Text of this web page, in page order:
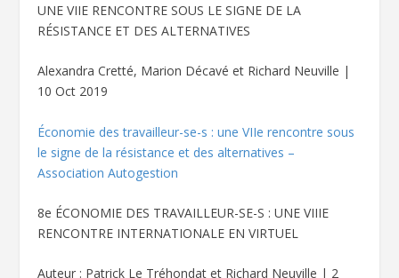
UNE VIIE RENCONTRE SOUS LE SIGNE DE LA
RÉSISTANCE ET DES ALTERNATIVES
Alexandra Cretté, Marion Décavé et Richard Neuville |
10 Oct 2019
Économie des travailleur-se-s : une VIIe rencontre sous
le signe de la résistance et des alternatives –
Association Autogestion
8e ÉCONOMIE DES TRAVAILLEUR-SE-S : UNE VIIIE
RENCONTRE INTERNATIONALE EN VIRTUEL
Auteur : Patrick Le Tréhondat et Richard Neuville | 2